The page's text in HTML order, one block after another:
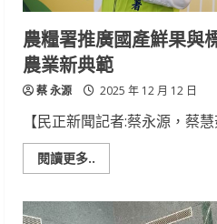
農糧署推廣國產鮮果與
農業新典範
蔡 永源 2025 年 12 月 12 日
【民正新聞記者:蔡永源，蔡
閱讀更多..
more
糧